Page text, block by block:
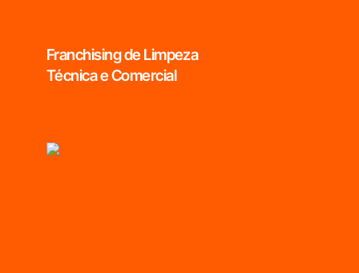
Franchising de Limpeza
Técnica e Comercial